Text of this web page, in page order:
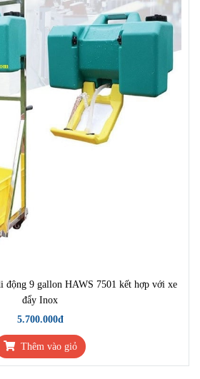
động 9 gallon HAWS 7501 kết hợp với xe
đẩy Inox
5.700.000đ
Thêm vào giỏ